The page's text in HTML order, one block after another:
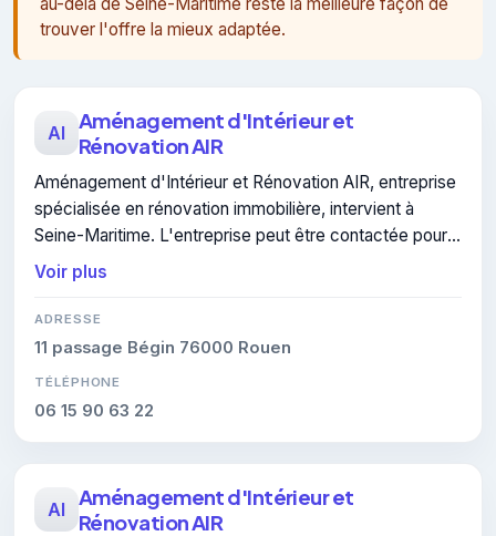
trouver l'offre la mieux adaptée.
AI
Aménagement d'Intérieur et
Rénovation AIR
Aménagement d'Intérieur et Rénovation AIR, entreprise
spécialisée en rénovation immobilière, intervient à
Seine-Maritime. L'entreprise peut être contactée pour
des travaux de isolation thermique intérieure.
Voir plus
ADRESSE
11 passage Bégin 76000 Rouen
TÉLÉPHONE
06 15 90 63 22
AI
Aménagement d'Intérieur et
Rénovation AIR